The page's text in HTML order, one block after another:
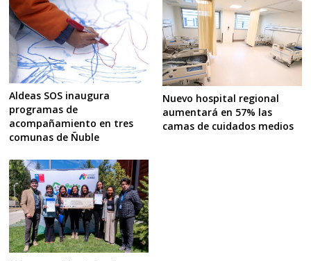
Aldeas SOS inaugura
programas de
acompañamiento en tres
comunas de Ñuble
Nuevo hospital regional
aumentará en 57% las
camas de cuidados medios